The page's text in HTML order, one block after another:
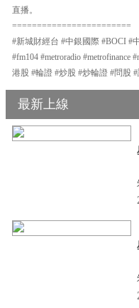
直播。
========================
#新城財經台 #中銀國際 #BOCI #
#fm104 #metroradio #metrofinance
港股 #輪證 #炒股 #炒輪證 #問股
最新上線